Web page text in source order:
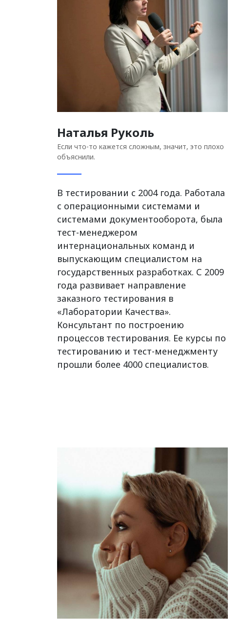
Наталья Руколь
Если что-то кажется сложным, значит, это плохо
объяснили.
В тестировании с 2004 года. Работала
с операционными системами и
системами документооборота, была
тест-менеджером
интернациональных команд и
выпускающим специалистом на
государственных разработках. С 2009
года развивает направление
заказного тестирования в
«Лаборатории Качества».
Консультант по построению
процессов тестирования. Ее курсы по
тестированию и тест-менеджменту
прошли более 4000 специалистов.